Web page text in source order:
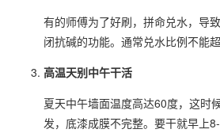
有的师傅为了好刷，拼命兑水，导
闭抗碱的功能。通常兑水比例不能超
高温天别中午干活
夏天中午墙面温度高达60度，这时
发，底漆成膜不完整。要干就早上